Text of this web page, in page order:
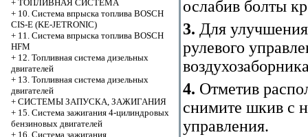
+ ТОПЛИВНАЯ СИСТЕМА
+ 10. Система впрыска топлива BOSCH
CIS-E (KE-JETRONIC)
+ 11. Система впрыска топлива BOSCH
HFM
+ 12. Топливная система дизельных
двигателей
+ 13. Топливная система дизельных
двигателей
+ СИСТЕМЫ ЗАПУСКА, ЗАЖИГАНИЯ
+ 15. Система зажигания 4-цилиндровых
бензиновых двигателей
+ 16. Система зажигания
ослабив болты
3. Для
рулевого
4. Отметив
снимите шкив с
управления.